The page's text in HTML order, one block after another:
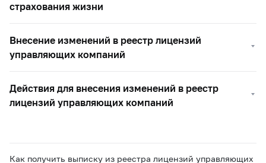
страхования жизни
Внесение изменений в реестр лицензий
управляющих компаний
Действия для внесения изменений в реестр
лицензий управляющих компаний
Как получить выписку из реестра лицензий управляющих